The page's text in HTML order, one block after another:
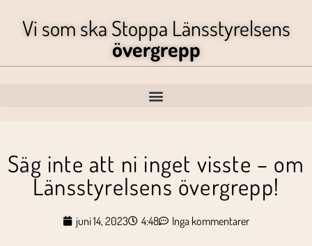
Vi som ska Stoppa Länsstyrelsens
övergrepp
Säg inte att ni inget visste – om
Länsstyrelsens övergrepp!
juni 14, 2023 4:48 Inga kommentarer